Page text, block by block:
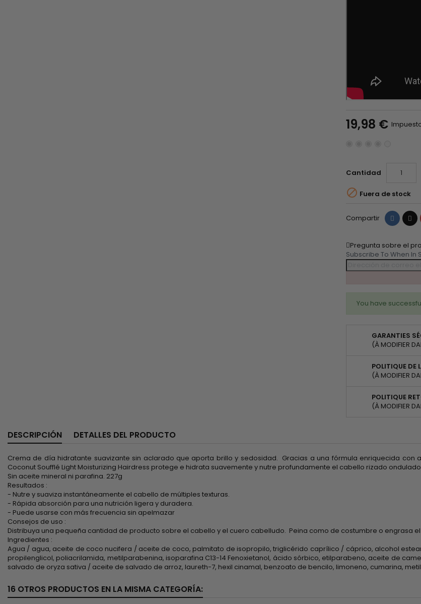
19,98 €
Cantidad
 Fuera de stock
Compartir
Pregunta sobre el
Subscribe To When In
You have
GARANTIES
(À MODIFIER
POLITIQUE DE
(À MODIFIER
POLITIQUE
(À MODIFIER
DESCRIPCIÓN DETALLES DEL PRODUCTO
Crema de día hidratante suavizante sin aclarado que aporta brillo y sedosidad. Gracias a una fórmula enriquecida
Coconut Soufflé Light Moisturizing Hairdress protege e hidrata suavemente y nutre profundamente el cabello rizado
Sin aceite mineral ni parafina. 227g
Resultados :
- Nutre y suaviza instantáneamente el cabello de múltiples texturas.
- Rápida absorción para una nutrición ligera y duradera.
- Puede usarse con más frecuencia sin apelmazar
Consejos de uso :
Distribuya una pequeña cantidad de producto sobre el cabello y el cuero cabelludo. Peina como de costumbre o engrasa
Ingredientes :
Agua / agua, aceite de coco nucifera / aceite de coco, palmitato de isopropilo, triglicérido caprílico / cáprico, alcohol
propilenglicol, poliacrilamida, metilparabenina, isoparafina C13-14 Fenoxietanol, ácido sórbico, etilparabeno, aceite de
salvado de oryza sativa / aceite de salvado de arroz, laureth-7, hexil cinamal, benzoato de bencilo, limoneno, cumarina,
16 OTROS PRODUCTOS EN LA MISMA CATEGORÍA: